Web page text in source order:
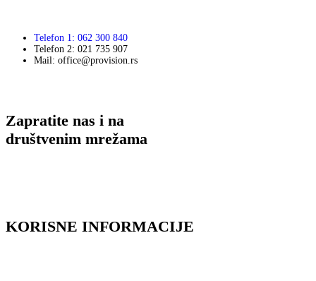
Telefon 1: 062 300 840
Telefon 2: 021 735 907
Mail: office@provision.rs
Zapratite nas i na
društvenim mrežama
KORISNE INFORMACIJE